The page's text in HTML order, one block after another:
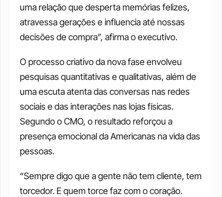
uma relação que desperta memórias felizes,
atravessa gerações e influencia até nossas
decisões de compra”, afirma o executivo.
O processo criativo da nova fase envolveu
pesquisas quantitativas e qualitativas, além de
uma escuta atenta das conversas nas redes
sociais e das interações nas lojas físicas.
Segundo o CMO, o resultado reforçou a
presença emocional da Americanas na vida das
pessoas.
“Sempre digo que a gente não tem cliente, tem
torcedor. E quem torce faz com o coração.